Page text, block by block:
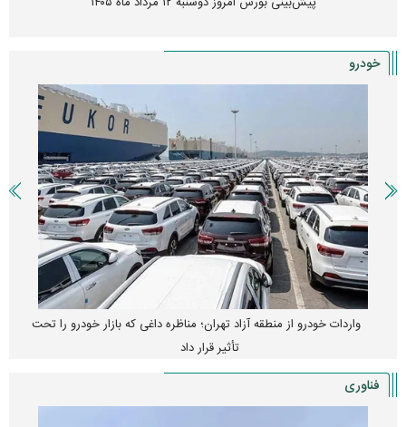
خودرو
واردات خودرو از منطقه آزاد تهران؛ مناظره داغی که بازار خودرو را تحت
تأثیر قرار داد
فناوری